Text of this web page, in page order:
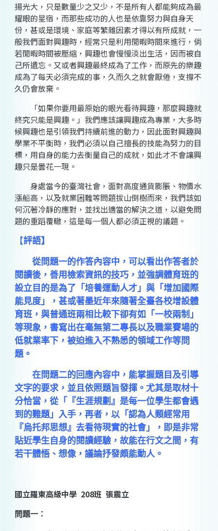
揚光大，只是數量少之又少，不是所有人都能夠成為最
耀眼的星宿，而那些成功的人也是依靠努力與自身天
份，甚或是環境、家庭等繁雜因素才得以有所成就，一
般我們面對興趣時，經常只是利用閒暇時間來進行，倘
若閒暇時間被壓縮，興趣也會慢慢淡出生活，因而被自
己所遺忘。又或者興趣最終成為了工作，而原先的樂趣
成為了每天必須完成的事，久而久之就會厭倦，支撐不
久仍會放棄。
「如果你要用最原始的眼光看待興趣，那麼興趣就
終究只能是興趣。」我們應該讓興趣成為專業，大多時
候興趣也是引領我們持續前進的動力，因此面對興趣與
學業不平衡時，我們必須以自己擅長的技能為努力的目
標，用自身的能力去衡量自己的成就，如此才不會讓興
趣只是曇花一現。
身處當今的臺灣社會，面對高度通貨膨脹、物價水
漲船高，以及就業困難等問題拔山倒樹而來，我們該如
何沉著冷靜的應對，並找出適當的解決之道，以避免問
題的重蹈覆轍，這是每一個人都必須正視的議題。
【評語】
從問題一的作答內容中，可以看出作答者於
閱讀後，善用檢索資訊的技巧，並強調體育班的
設立目的是為了「培養運動人才」與「增加國際
能見度」，甚或著墨近年來隨著全臺各校增設體
育班，與普通班兩相比較下卻有如「一校兩制」
等現象，書寫出在毫無第二專長以及職業賽場的
低就業率下，被迫進入不熟悉的領域工作等問
題。
在問題二的回應內容中，能掌握題目及引導
文字的要求，並且依照題旨發揮。尤其是取材十
分恰當，從「『生涯規劃』是每一位學生都會遇
到的難題」入手，再者，以「認為人類經常用
『烏托邦思想』去看待現實的社會」，即是非常
貼近學生自身的閱讀經驗，故能在行文之間，有
若干體悟、想像，議論抒發頗能動人。
國立羅東高級中學 208班 張震立
問題一：